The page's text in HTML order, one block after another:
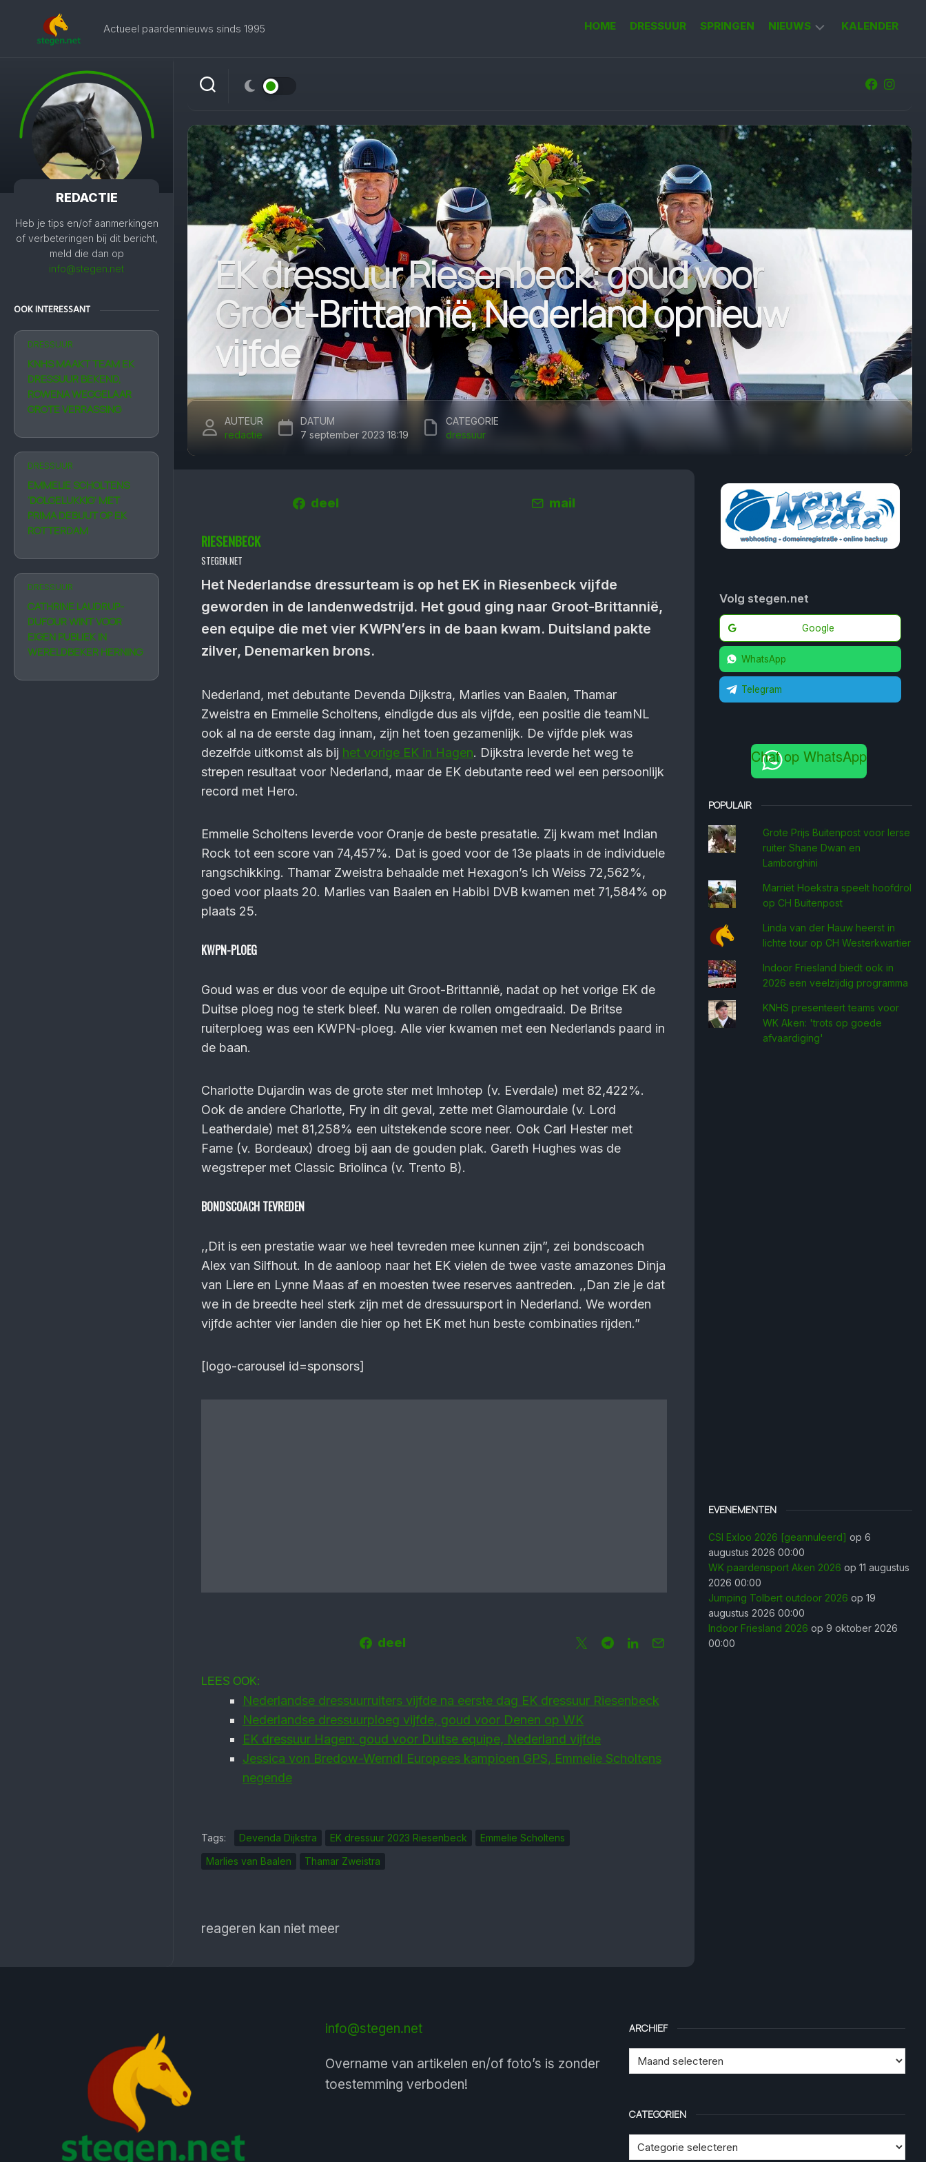
Actueel paardennieuws sinds 1995 HOME DRESSUUR SPRINGEN NIEUWS KALENDER
REDACTIE
Heb je tips en/of aanmerkingen
of verbeteringen bij dit bericht,
meld die dan op
info@stegen.net
OOK INTERESSANT
DRESSUUR
KNHS MAAKT TEAM EK
DRESSUUR BEKEND,
ROWENA WEGGELAAR
GROTE VERRASSING
DRESSUUR
EMMELIE SCHOLTENS
‘DOLGELUKKIG’ MET
PRIMA DEBUUT OP EK
ROTTERDAM
DRESSUUR
CATHRINE LAU­DRUP-
DUFOUR WINT VOOR
EIGEN PUBLIEK IN
WERELD­BEKER HERNING
EK dressuur Riesen­beck: goud voor
Groot-Brit­tannië, Neder­land opnieuw
vijfde
AUTEUR
redactie
DATUM
7 september 2023 18:19
CATEGORIE
dressuur
deel mail
RIESENBECK
STEGEN.NET
Het Nederlandse dressurteam is op het EK in Riesenbeck vijfde
geworden in de landenwedstrijd. Het goud ging naar Groot-Brittannië,
een equipe die met vier KWPN’ers in de baan kwam. Duitsland pakte
zilver, Denemarken brons.
Nederland, met debutante Devenda Dijkstra, Marlies van Baalen, Thamar
Zweistra en Emmelie Scholtens, eindigde dus als vijfde, een positie die teamNL
ook al na de eerste dag innam, zijn het toen gezamenlijk. De vijfde plek was
dezelfde uitkomst als bij het vorige EK in Hagen. Dijkstra leverde het weg te
strepen resultaat voor Nederland, maar de EK debutante reed wel een persoonlijk
record met Hero.
Emmelie Scholtens leverde voor Oranje de beste presatatie. Zij kwam met Indian
Rock tot een score van 74,457%. Dat is goed voor de 13e plaats in de individuele
rangschikking. Thamar Zweistra behaalde met Hexagon’s Ich Weiss 72,562%,
goed voor plaats 20. Marlies van Baalen en Habibi DVB kwamen met 71,584% op
plaats 25.
KWPN-PLOEG
Goud was er dus voor de equipe uit Groot-Brittannië, nadat op het vorige EK de
Duitse ploeg nog te sterk bleef. Nu waren de rollen omgedraaid. De Britse
ruiterploeg was een KWPN-ploeg. Alle vier kwamen met een Nederlands paard in
de baan.
Charlotte Dujardin was de grote ster met Imhotep (v. Everdale) met 82,422%.
Ook de andere Charlotte, Fry in dit geval, zette met Glamourdale (v. Lord
Leatherdale) met 81,258% een uitstekende score neer. Ook Carl Hester met
Fame (v. Bordeaux) droeg bij aan de gouden plak. Gareth Hughes was de
wegstreper met Classic Briolinca (v. Trento B).
BONDSCOACH TEVREDEN
,,Dit is een prestatie waar we heel tevreden mee kunnen zijn”, zei bondscoach
Alex van Silfhout. In de aanloop naar het EK vielen de twee vaste amazones Dinja
van Liere en Lynne Maas af en moesten twee reserves aantreden. ,,Dan zie je dat
we in de breedte heel sterk zijn met de dressuursport in Nederland. We worden
vijfde achter vier landen die hier op het EK met hun beste combinaties rijden.”
[logo-carousel id=sponsors]
deel
LEES OOK:
Nederlandse dressuur­ruiters vijfde na eerste dag EK dressuur Riesen­beck
Nederlandse dressuur­ploeg vijfde, goud voor Denen op WK
EK dressuur Hagen: goud voor Duitse equipe, Nederland vijfde
Jessica von Bredow-Werndl Euro­pees kampioen GPS, Emmelie Scholtens
negende
Tags: Devenda Dijkstra EK dressuur 2023 Riesenbeck
Emmelie Scholtens
Marlies van Baalen
Thamar Zweistra
reageren kan niet meer
Volg stegen.net
Google
WhatsApp
Telegram
Chat op WhatsApp
POPULAIR
Grote Prijs Buitenpost voor Ierse
ruiter Shane Dwan en
Lamborghini
Marriët Hoekstra speelt hoofdrol
op CH Buitenpost
Linda van der Hauw heerst in
lichte tour op CH Westerkwartier
Indoor Friesland biedt ook in
2026 een veelzijdig programma
KNHS presenteert teams voor
WK Aken: 'trots op goede
afvaardiging'
EVENEMENTEN
CSI Exloo 2026 [geannuleerd] op 6
augustus 2026 00:00
WK paardensport Aken 2026 op 11 augustus
2026 00:00
Jumping Tolbert outdoor 2026 op 19
augustus 2026 00:00
Indoor Friesland 2026 op 9 oktober 2026
00:00
info@stegen.net
Overname van artikelen en/of foto’s is zonder
toestemming verboden!
ARCHIEF
CATEGORIEN